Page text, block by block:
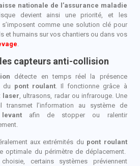
nationale de l’assurance maladie
devient ainsi une priorité, et les
s’imposent comme une solution clé pour
et humains sur vos chantiers ou dans vos
capteurs anti-collision
détecte en temps réel la présence
du pont roulant . Il fonctionne grâce à
laser , ultrasons, radar ou infrarouge. Une
transmet l’information au système de
afin de stopper ou ralentir
aux extrémités du pont roulant
optimale du périmètre de déplacement.
certains systèmes préviennent